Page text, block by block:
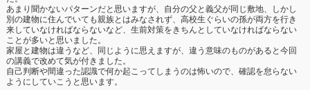
あまり聞かないパターンだと思いますが、自分の父と義父が同じ敷地、しかし
別の建物に住んでいても親族とはみなされず、高校生ぐらいの孫が両方を行き
来していなければならないなど、生前対策をきちんとしていなければならない
ことが多いと思いました。
家屋と建物は違うなど、同じように思えますが、違う意味のものがあると今回
の講義で改めて気が付きました。
自己判断や間違った認識で何か起こってしまうのは怖いので、確認を怠らない
ようにしていこうと思います。